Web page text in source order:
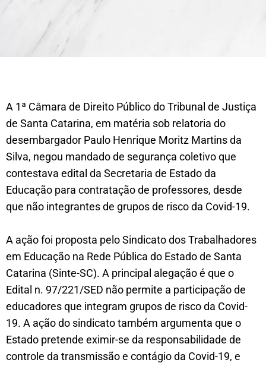
A 1ª Câmara de Direito Público do Tribunal de Justiça
de Santa Catarina, em matéria sob relatoria do
desembargador Paulo Henrique Moritz Martins da
Silva, negou mandado de segurança coletivo que
contestava edital da Secretaria de Estado da
Educação para contratação de professores, desde
que não integrantes de grupos de risco da Covid-19.
A ação foi proposta pelo Sindicato dos Trabalhadores
em Educação na Rede Pública do Estado de Santa
Catarina (Sinte-SC). A principal alegação é que o
Edital n. 97/221/SED não permite a participação de
educadores que integram grupos de risco da Covid-
19. A ação do sindicato também argumenta que o
Estado pretende eximir-se da responsabilidade de
controle da transmissão e contágio da Covid-19, e